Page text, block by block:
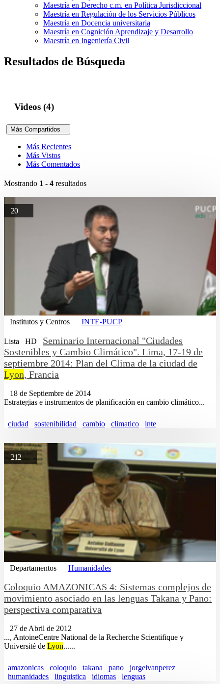
Maestría en Derecho c.m. en Política Jurisdiccional
Maestría en Regulación de los Servicios Públicos
Maestría en Docencia universitaria
Maestría en Cognición Aprendizaje y Desarrollo
Maestría en Ingeniería Civil
Resultados de Búsqueda
Videos (4)
Más Compartidos
Más Recientes
Más Vistos
Más Comentados
Mostrando 1 - 4 resultados
20
Institutos y Centros INTE-PUCP
Lista HD
Seminario Internacional "Ciudades
Sostenibles y Cambio Climático". Lima, 17-19 de
septiembre 2014: Plan del Clima de la ciudad de
Lyon, Francia
18 de Septiembre de 2014
Estrategias e instrumentos de planificación en cambio climático...
ciudad sostenibilidad cambio climatico inte
212
Departamentos Humanidades
Coloquio AMAZONICAS 4: Sistemas complejos de
movimiento asociado en las lenguas Takana y Pano:
perspectiva comparativa
27 de Abril de 2012
..., AntoineCentre National de la Recherche Scientifique y
Université de Lyon......
amazonicas coloquio takana pano
jorgeivanperez
humanidades
linguistica idiomas lenguas